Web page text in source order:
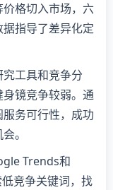
格切入市场，六
指导了差异化定
工具和竞争分
镜竞争较弱。通
务可行性，成功
。
Trends和
竞争关键词，找